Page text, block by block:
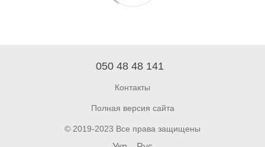
050 48 48 141
Контакты
Полная версия сайта
© 2019-2023 Все права защищены